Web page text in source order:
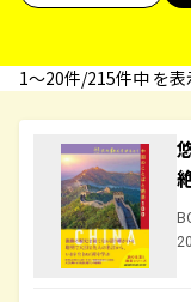
1〜20件/215件中 を表